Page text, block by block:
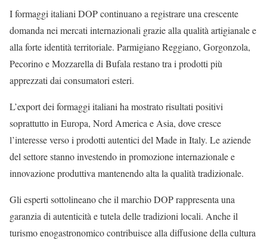
I formaggi italiani DOP continuano a registrare una crescente
domanda nei mercati internazionali grazie alla qualità artigianale e
alla forte identità territoriale. Parmigiano Reggiano, Gorgonzola,
Pecorino e Mozzarella di Bufala restano tra i prodotti più
apprezzati dai consumatori esteri.
L’export dei formaggi italiani ha mostrato risultati positivi
soprattutto in Europa, Nord America e Asia, dove cresce
l’interesse verso i prodotti autentici del Made in Italy. Le aziende
del settore stanno investendo in promozione internazionale e
innovazione produttiva mantenendo alta la qualità tradizionale.
Gli esperti sottolineano che il marchio DOP rappresenta una
garanzia di autenticità e tutela delle tradizioni locali. Anche il
turismo enogastronomico contribuisce alla diffusione della cultura